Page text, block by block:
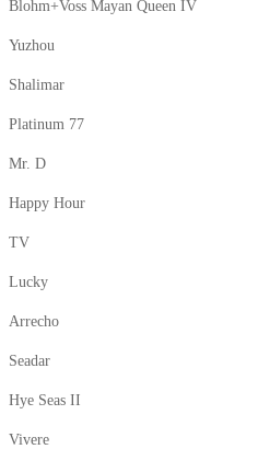
Blohm+Voss Mayan Queen IV
Yuzhou
Shalimar
Platinum 77
Mr. D
Happy Hour
TV
Lucky
Arrecho
Seadar
Hye Seas II
Vivere